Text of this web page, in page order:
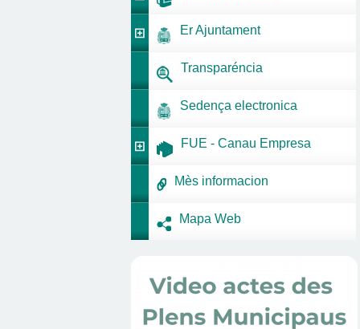
Er Ajuntament
Transparéncia
Sedença electronica
FUE - Canau Empresa
Mès informacion
Mapa Web